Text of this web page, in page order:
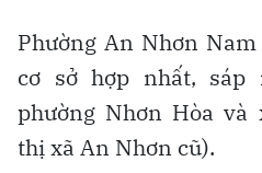
Phường An Nhơn
cơ sở hợp nhất, sáp
phường Nhơn Hòa và
thị xã An Nhơn cũ).